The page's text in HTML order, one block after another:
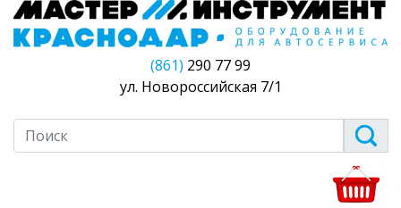
(861) 290 77 99
ул. Новороссийская 7/1